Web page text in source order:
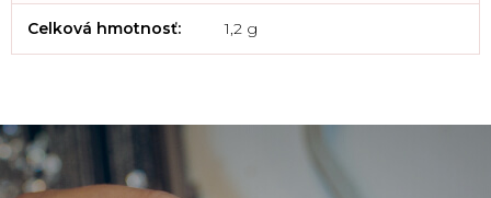
Celková hmotnosť: 1,2 g